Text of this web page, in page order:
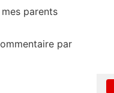
parents
par